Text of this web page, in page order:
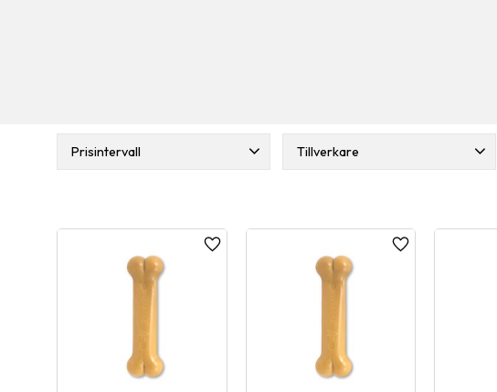
Prisintervall Tillverkare
Lägg till i favoriter Lägg till i favoriter